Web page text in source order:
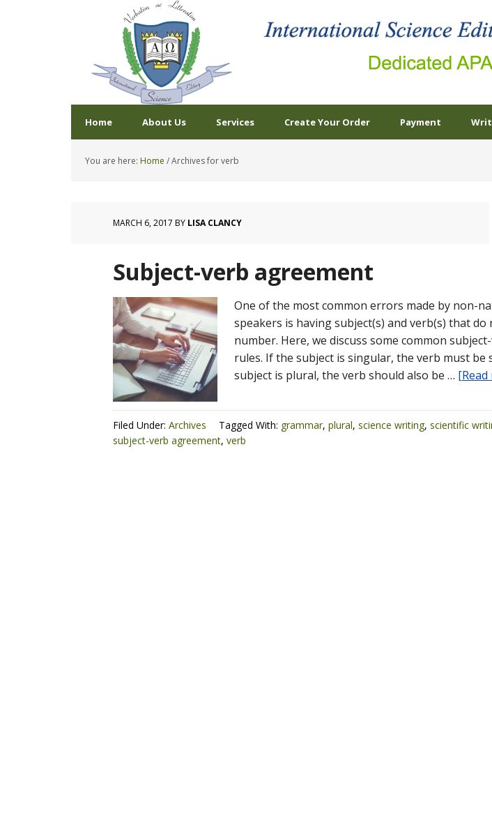
Home About Us Services Create Your Order Payment
You are here: Home /Archives for verb
MARCH 6, 2017 BY LISA CLANCY
Subject-verb agreement
One of the most common errors made by non-
speakers is having subject(s) and verb(s) that do
number. Here, we discuss some common
rules. If the subject is singular, the verb must be
subject is plural, the verb should also be … [Read
Filed Under: Archives Tagged With: grammar, plural, science writing, scientific
subject-verb agreement, verb